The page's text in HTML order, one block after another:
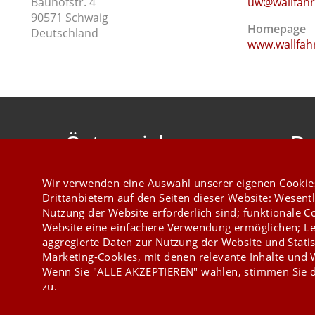
90571 Schwaig
Deutschland
Homepage
Österreich
m.b.h.
Herzog-Friedrich-Platz 1 3001 Mauerbach
+43 1 970 300
Wir verwenden eine Auswahl unserer eigenen
Drittanbietern auf den Seiten dieser Website:
Nutzung der Website erforderlich sind; funktionale
Website eine einfachere Verwendung ermöglichen;
aggregierte Daten zur Nutzung der Website und
Marketing-Cookies, mit denen relevante Inhalte und
Wenn Sie "ALLE AKZEPTIEREN" wählen, stimmen
zu.